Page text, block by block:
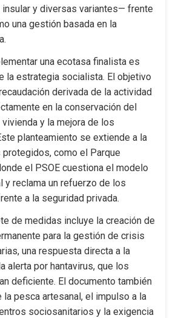
insular y diversas variantes— frente
una gestión basada en la
una ecotasa finalista es
la estrategia socialista. El objetivo
derivada de la actividad
en la conservación del
y la mejora de los
planteamiento se extiende a la
como el Parque
el PSOE cuestiona el modelo
y reclama un refuerzo de los
a la seguridad privada.
de medidas incluye la creación de
para la gestión de crisis
una respuesta directa a la
alerta por hantavirus, que los
deficiente. El documento también
la pesca artesanal, el impulso a la
sociosanitarios y la exigencia